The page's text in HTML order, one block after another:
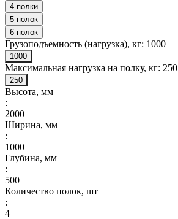
4 полки
5 полок
6 полок
Грузоподъемность (нагрузка), кг: 1000
1000
Максимальная нагрузка на полку, кг: 250
250
Высота, мм
:
2000
Ширина, мм
:
1000
Глубина, мм
:
500
Количество полок, шт
:
4